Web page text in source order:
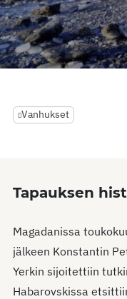
secondsVanhukset
Tapauksen
Magadanissa
jälkeen Konstantin
Yerkin sijoitettiin
Habarovskissa